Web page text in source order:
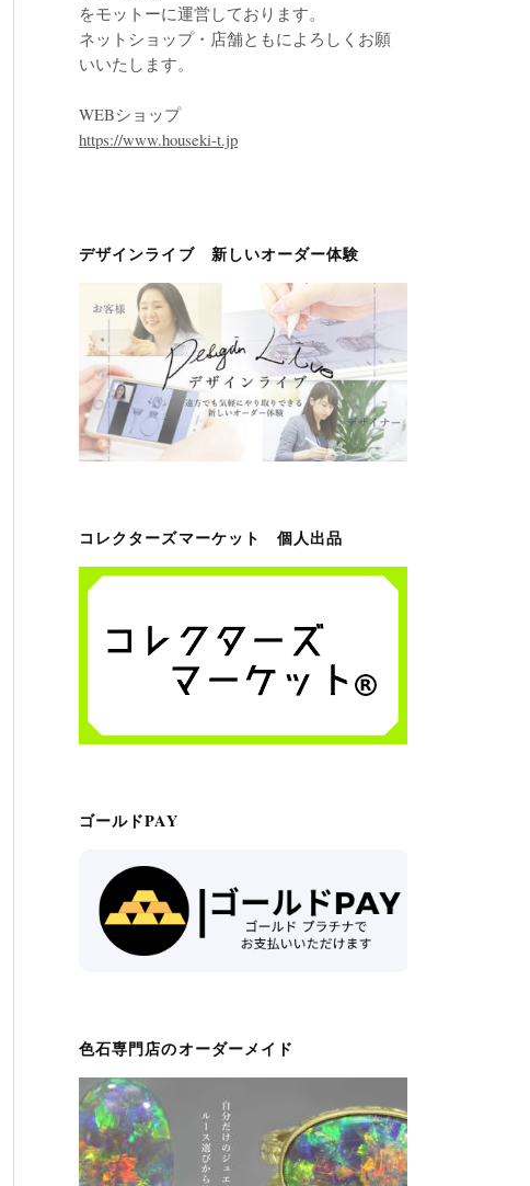
をモットーに運営しております。
ネットショップ・店舗ともによろしくお願
いいたします。
WEBショップ
https://www.houseki-t.jp
デザインライブ 新しいオーダー体験
コレクターズマーケット 個人出品
ゴールドPAY
色石専門店のオーダーメイド